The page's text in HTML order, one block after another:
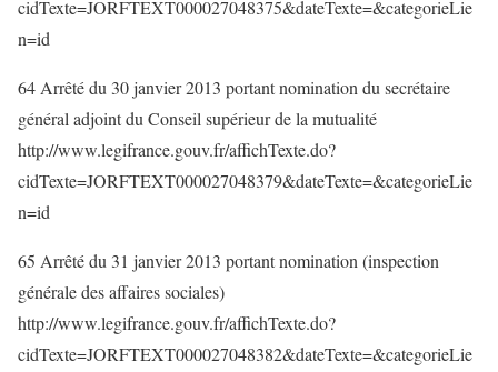
cidTexte=JORFTEXT000027048375&dateTexte=&categorieLie
n=id
64 Arrêté du 30 janvier 2013 portant nomination du secrétaire
général adjoint du Conseil supérieur de la mutualité
http://www.legifrance.gouv.fr/affichTexte.do?
cidTexte=JORFTEXT000027048379&dateTexte=&categorieLie
n=id
65 Arrêté du 31 janvier 2013 portant nomination (inspection
générale des affaires sociales)
http://www.legifrance.gouv.fr/affichTexte.do?
cidTexte=JORFTEXT000027048382&dateTexte=&categorieLie